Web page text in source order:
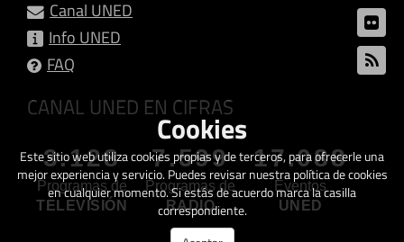
Canal UNED
Info UNED
FAQ
CANAL UNED EN CIFRAS
3.128
Programas de
TELEVISIÓN
7.599
Programas de
RADIO
17.088
Eventos
UNED
Cookies
Este sitio web utiliza cookies propias y de terceros, para ofrecerle una
mejor experiencia y servicio. Puedes revisar nuestra política de cookies
en cualquier momento. Si estás de acuerdo marca la casilla
correspondiente.